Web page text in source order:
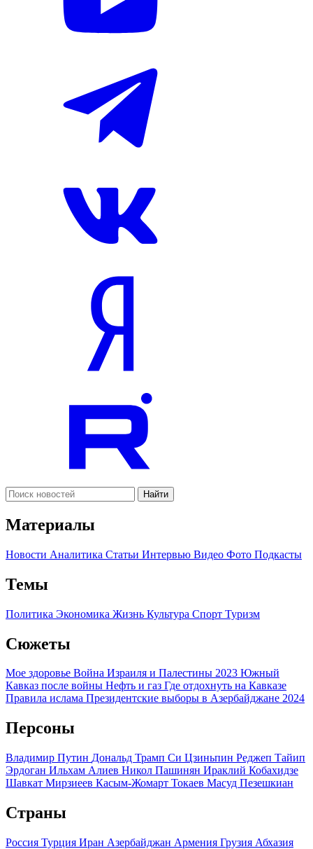
Найти
Материалы
Новости Аналитика Статьи Интервью Видео Фото Подкасты
Темы
Политика Экономика Жизнь Культура Спорт Туризм
Сюжеты
Мое здоровье Война Израиля и Палестины 2023 Южный
Кавказ после войны Нефть и газ Где отдохнуть на Кавказе
Правила ислама Президентские выборы в Азербайджане 2024
Персоны
Владимир Путин Дональд Трамп Си Цзиньпин Реджеп Тайип
Эрдоган Ильхам Алиев Никол Пашинян Ираклий Кобахидзе
Шавкат Мирзиеев Касым-Жомарт Токаев Масуд Пезешкиан
Страны
Россия Турция Иран Азербайджан Армения Грузия Абхазия